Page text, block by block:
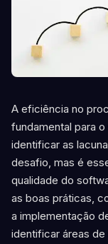
A eficiência no
fundamental para
identificar as
desafio, mas é
qualidade do
as boas práticas,
a implementação
identificar áreas